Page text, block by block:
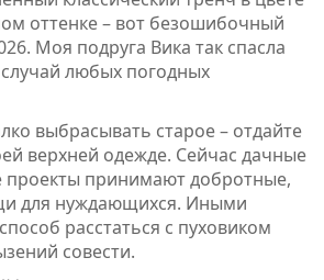
оттенке – вот безошибочный
Моя подруга Вика так спасла
любых погодных
выбрасывать старое – отдайте
верхней одежде. Сейчас дачные
проекты принимают добротные,
для нуждающихся. Иными
расстаться с пуховиком
совести.